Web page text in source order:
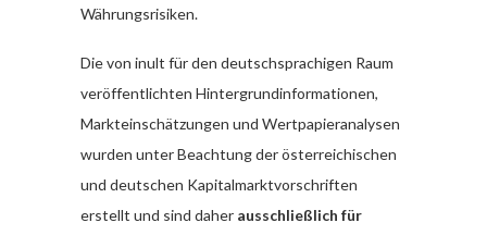
Währungsrisiken.
Die von inult für den deutschsprachigen Raum
veröffentlichten Hintergrundinformationen,
Markteinschätzungen und Wertpapieranalysen
wurden unter Beachtung der österreichischen
und deutschen Kapitalmarktvorschriften
erstellt und sind daher ausschließlich für